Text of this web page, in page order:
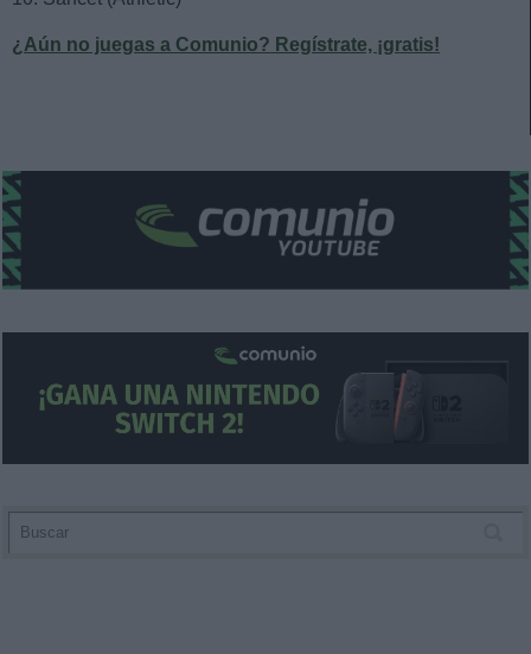
¿Aún no juegas a Comunio? Regístrate, ¡gratis!